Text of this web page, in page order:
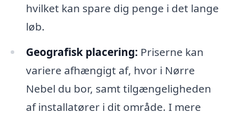
hvilket kan spare dig penge i det lange
løb.
Geografisk placering: Priserne kan
variere afhængigt af, hvor i Nørre
Nebel du bor, samt tilgængeligheden
af installatører i dit område. I mere